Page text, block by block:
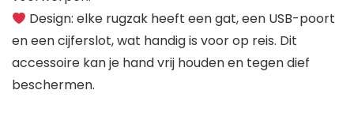
Design: elke rugzak heeft een gat, een USB-poort
en een cijferslot, wat handig is voor op reis. Dit
accessoire kan je hand vrij houden en tegen dief
beschermen.